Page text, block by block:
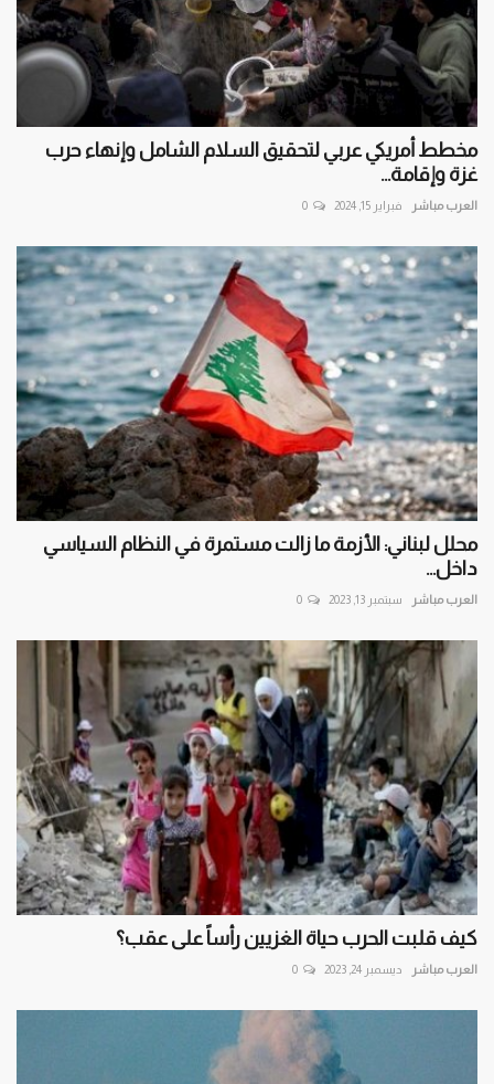
مخطط أمريكي عربي لتحقيق السلام الشامل وإنهاء حرب
غزة وإقامة...
العرب مباشر فبراير 15, 2024 0
محلل لبناني: الأزمة ما زالت مستمرة في النظام السياسي
داخل...
العرب مباشر سبتمبر 13, 2023 0
كيف قلبت الحرب حياة الغزيين رأساً على عقب؟
العرب مباشر ديسمبر 24, 2023 0